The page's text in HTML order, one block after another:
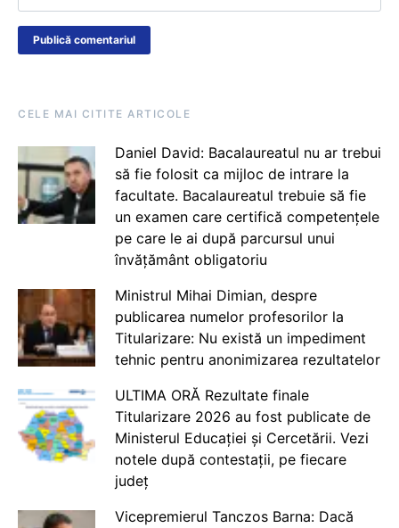
CELE MAI CITITE ARTICOLE
Daniel David: Bacalaureatul nu ar trebui
să fie folosit ca mijloc de intrare la
facultate. Bacalaureatul trebuie să fie
un examen care certifică competențele
pe care le ai după parcursul unui
învățământ obligatoriu
Ministrul Mihai Dimian, despre
publicarea numelor profesorilor la
Titularizare: Nu există un impediment
tehnic pentru anonimizarea rezultatelor
ULTIMA ORĂ Rezultate finale
Titularizare 2026 au fost publicate de
Ministerul Educației și Cercetării. Vezi
notele după contestații, pe fiecare
județ
Vicepremierul Tanczos Barna: Dacă